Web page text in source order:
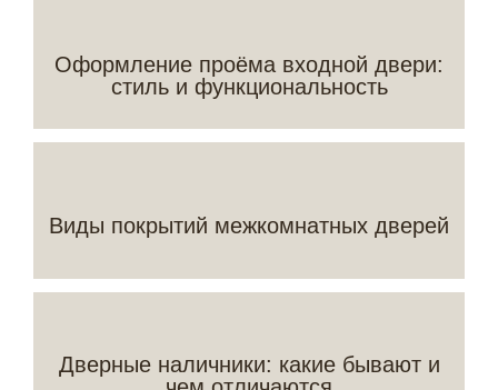
Оформление проёма входной двери:
стиль и функциональность
Виды покрытий межкомнатных дверей
Дверные наличники: какие бывают и